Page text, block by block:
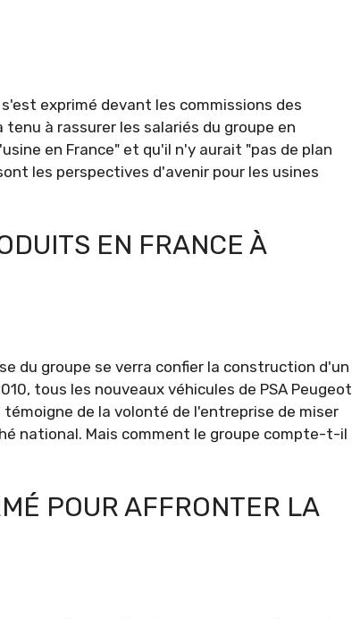
exprimé devant les commissions des
à rassurer les salariés du groupe en
en France" et qu'il n'y aurait "pas de plan
les perspectives d'avenir pour les usines
EN FRANCE À
du groupe se verra confier la construction d'un
tous les nouveaux véhicules de PSA Peugeot
de la volonté de l'entreprise de miser
national. Mais comment le groupe compte-t-il
POUR AFFRONTER LA